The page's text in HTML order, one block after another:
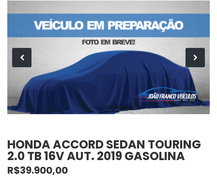
HONDA ACCORD SEDAN TOURING
2.0 TB 16V AUT. 2019 GASOLINA
R$39.900,00